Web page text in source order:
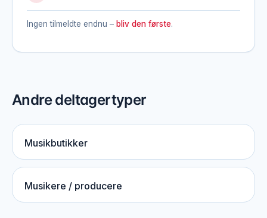
Ingen tilmeldte endnu – bliv den første.
Andre deltagertyper
Musikbutikker
Musikere / producere